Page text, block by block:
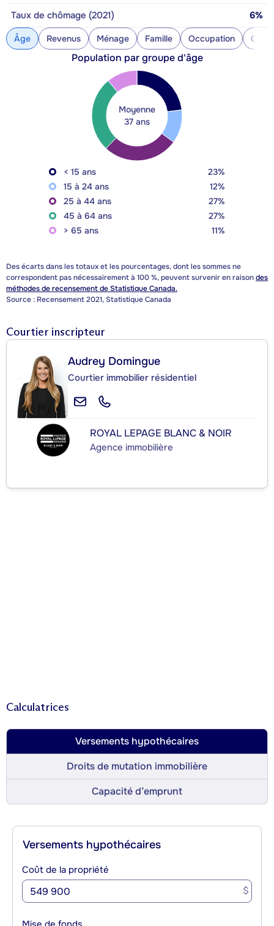
Taux de chômage (2021) 6%
Âge Revenus Ménage Famille Occupation
Population par groupe d'âge
Moyenne
37 ans
< 15 ans
23%
15 à 24 ans
12%
25 à 44 ans
27%
45 à 64 ans
27%
> 65 ans
11%
Des écarts dans les totaux et les pourcentages, dont les sommes ne
correspondent pas nécessairement à 100 %, peuvent survenir en raisondes
méthodes de recensement de Statistique Canada.
Source : Recensement 2021, Statistique Canada
Courtier inscripteur
Audrey Domingue
Courtier immobilier résidentiel
ROYAL LEPAGE BLANC & NOIR
Agence immobilière
Calculatrices
Versements hypothécaires
Droits de mutation immobilière
Capacité d’emprunt
Versements hypothécaires
Coût de la propriété
$